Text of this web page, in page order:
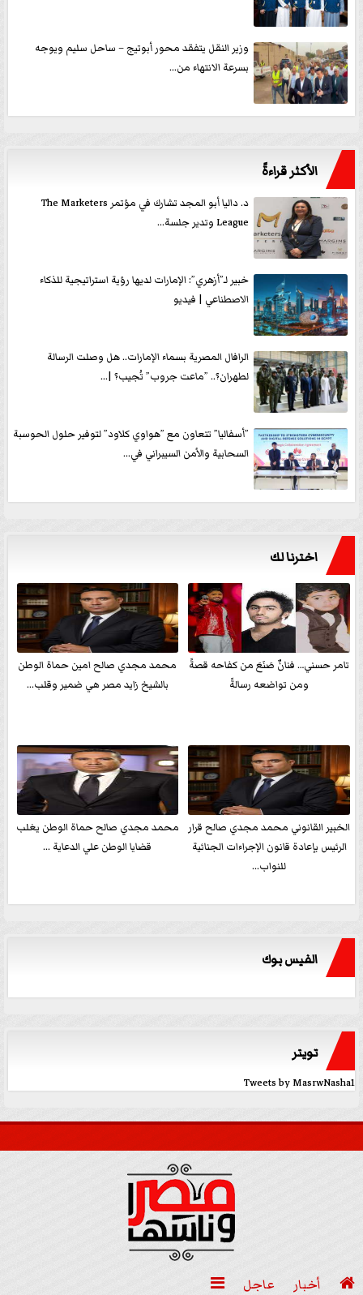
وزير النقل يتفقد محور أبوتيج – ساحل سليم ويوجه
بسرعة الانتهاء من...
الأكثر قراءةً
د. داليا أبو المجد تشارك في مؤتمر The Marketers
League وتدير جلسة...
خبير لـ”أزهري”: الإمارات لديها رؤية استراتيجية للذكاء
الاصطناعي | فيديو
الرافال المصرية بسماء الإمارات.. هل وصلت الرسالة
لطهران؟.. ”ماعت جروب” تُجيب؟ |...
”أسفاليا” تتعاون مع ”هواوي كلاود” لتوفير حلول الحوسبة
السحابية والأمن السيبراني في...
اخترنا لك
تامر حسني… فنانٌ صَنَعَ من كفاحه قصةً
ومن تواضعه رسالةً
محمد مجدي صالح امين حماة الوطن
بالشيخ زايد مصر هي ضمير وقلب...
الخبير القانوني محمد مجدي صالح قرار
الرئيس بإعادة قانون الإجراءات الجنائية
للنواب...
محمد مجدي صالح حماة الوطن يغلب
قضايا الوطن علي الدعاية ...
الفيس بوك
تويتر
Tweets by MasrwNasha1
 أخبار عاجل 